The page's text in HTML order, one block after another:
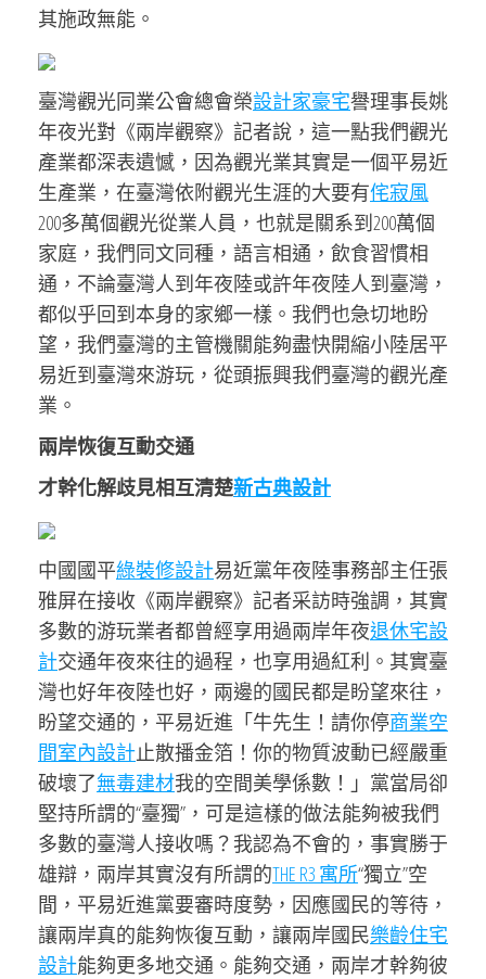
其施政無能。
臺灣觀光同業公會總會榮設計家豪宅譽理事長姚
年夜光對《兩岸觀察》記者說，這一點我們觀光
產業都深表遺憾，因為觀光業其實是一個平易近
生產業，在臺灣依附觀光生涯的大要有侘寂風
200多萬個觀光從業人員，也就是關系到200萬個
家庭，我們同文同種，語言相通，飲食習慣相
通，不論臺灣人到年夜陸或許年夜陸人到臺灣，
都似乎回到本身的家鄉一樣。我們也急切地盼
望，我們臺灣的主管機關能夠盡快開縮小陸居平
易近到臺灣來游玩，從頭振興我們臺灣的觀光產
業。
兩岸恢復互動交通
才幹化解歧見相互清楚新古典設計
中國國平綠裝修設計易近黨年夜陸事務部主任張
雅屏在接收《兩岸觀察》記者采訪時強調，其實
多數的游玩業者都曾經享用過兩岸年夜退休宅設
計交通年夜來往的過程，也享用過紅利。其實臺
灣也好年夜陸也好，兩邊的國民都是盼望來往，
盼望交通的，平易近進「牛先生！請你停商業空
間室內設計止散播金箔！你的物質波動已經嚴重
破壞了無毒建材我的空間美學係數！」黨當局卻
堅持所謂的“臺獨”，可是這樣的做法能夠被我們
多數的臺灣人接收嗎？我認為不會的，事實勝于
雄辯，兩岸其實沒有所謂的THE R3 寓所“獨立”空
間，平易近進黨要審時度勢，因應國民的等待，
讓兩岸真的能夠恢復互動，讓兩岸國民樂齡住宅
設計能夠更多地交通。能夠交通，兩岸才幹夠彼